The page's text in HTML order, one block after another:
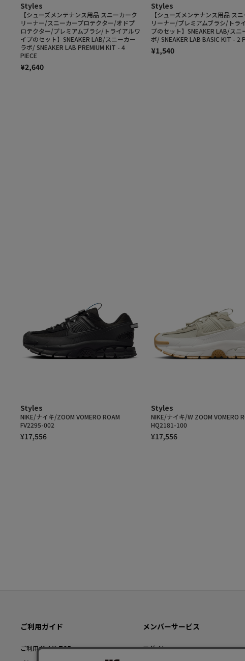
Styles
【シューズメンテナンス用品 スニーカーク
リーナー/スニーカープロテクター/オドプ
ロテクター/プレミアムブラシ/トライアルワ
イプのセット】SNEAKER LAB/スニーカー
ラボ/ SNEAKER LAB PREMIUM KIT - 4
PIECE
¥2,640
Styles
【シューズメンテナンス用品 ス
リーナー/プレミアムブラシ/トラ
プのセット】SNEAKER LAB/スニ
ボ/ SNEAKER LAB BASIC KIT - 2
¥1,540
Styles
NIKE/ナイキ/ZOOM VOMERO ROAM
FV2295-002
¥17,556
Styles
NIKE/ナイキ/W ZOOM VOMERO
HQ2181-100
¥17,556
ご利用ガイド
ご利用ガイド TOP
メンバーサービス
ログイン